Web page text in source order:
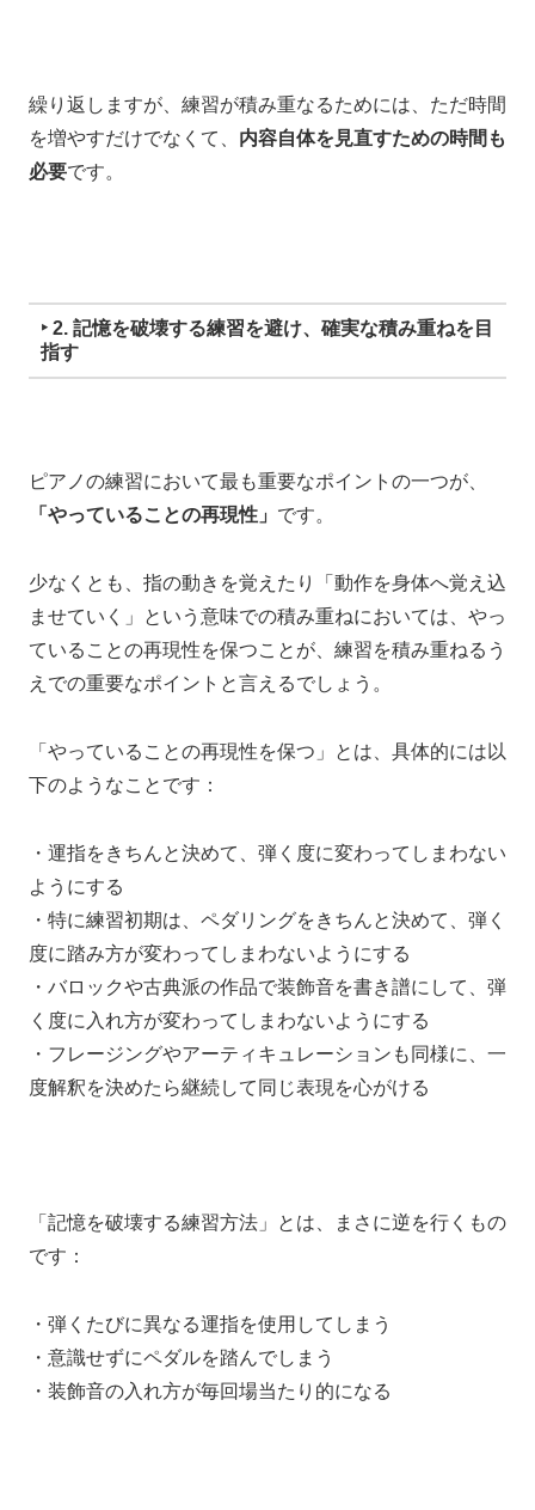
繰り返しますが、 練習が積み重なるためには、 ただ時間
を増やすだけでなくて、 内容自体を見直すための時間も
必要です。
‣ 2. 記憶を破壊する練習を避け、確実な積み重ねを目
指す
ピアノの練習において最も重要なポイントの一つが、
「やっていることの再現性」 です。
少なくとも、 指の動きを覚えたり
「動作を身体へ覚え込
ませていく」
という意味での積み重ねにおいては、 やっ
ていることの再現性を保つことが、 練習を積み重ねるう
えでの重要なポイントと言えるでしょう。
「やっていることの再現性を保つ」とは、 具体的には以
下のようなことです：
・運指をきちんと決めて、弾く度に変わってしまわない
ようにする
・特に練習初期は、ペダリングをきちんと決めて、弾く
度に踏み方が変わってしまわないようにする
・バロックや古典派の作品で装飾音を書き譜にして、弾
く度に入れ方が変わってしまわないようにする
・フレージングやアーティキュレーションも同様に、一
度解釈を決めたら継続して同じ表現を心がける
「記憶を破壊する練習方法」とは、
まさに逆を行くもの
です：
・弾くたびに異なる運指を使用してしまう
・意識せずにペダルを踏んでしまう
・装飾音の入れ方が毎回場当たり的になる